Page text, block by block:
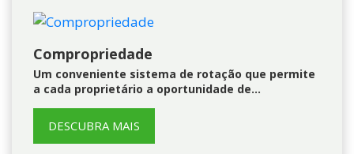
Compropriedade
Um conveniente sistema de rotação que permite
a cada proprietário a oportunidade de…
DESCUBRA MAIS